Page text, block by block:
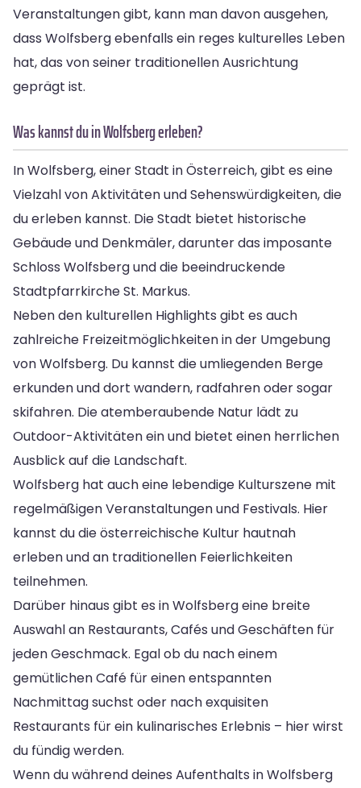
Veranstaltungen gibt, kann man davon ausgehen,
dass Wolfsberg ebenfalls ein reges kulturelles Leben
hat, das von seiner traditionellen Ausrichtung
geprägt ist.
Was kannst du in Wolfsberg erleben?
In Wolfsberg, einer Stadt in Österreich, gibt es eine
Vielzahl von Aktivitäten und Sehenswürdigkeiten, die
du erleben kannst. Die Stadt bietet historische
Gebäude und Denkmäler, darunter das imposante
Schloss Wolfsberg und die beeindruckende
Stadtpfarrkirche St. Markus.
Neben den kulturellen Highlights gibt es auch
zahlreiche Freizeitmöglichkeiten in der Umgebung
von Wolfsberg. Du kannst die umliegenden Berge
erkunden und dort wandern, radfahren oder sogar
skifahren. Die atemberaubende Natur lädt zu
Outdoor-Aktivitäten ein und bietet einen herrlichen
Ausblick auf die Landschaft.
Wolfsberg hat auch eine lebendige Kulturszene mit
regelmäßigen Veranstaltungen und Festivals. Hier
kannst du die österreichische Kultur hautnah
erleben und an traditionellen Feierlichkeiten
teilnehmen.
Darüber hinaus gibt es in Wolfsberg eine breite
Auswahl an Restaurants, Cafés und Geschäften für
jeden Geschmack. Egal ob du nach einem
gemütlichen Café für einen entspannten
Nachmittag suchst oder nach exquisiten
Restaurants für ein kulinarisches Erlebnis – hier wirst
du fündig werden.
Wenn du während deines Aufenthalts in Wolfsberg